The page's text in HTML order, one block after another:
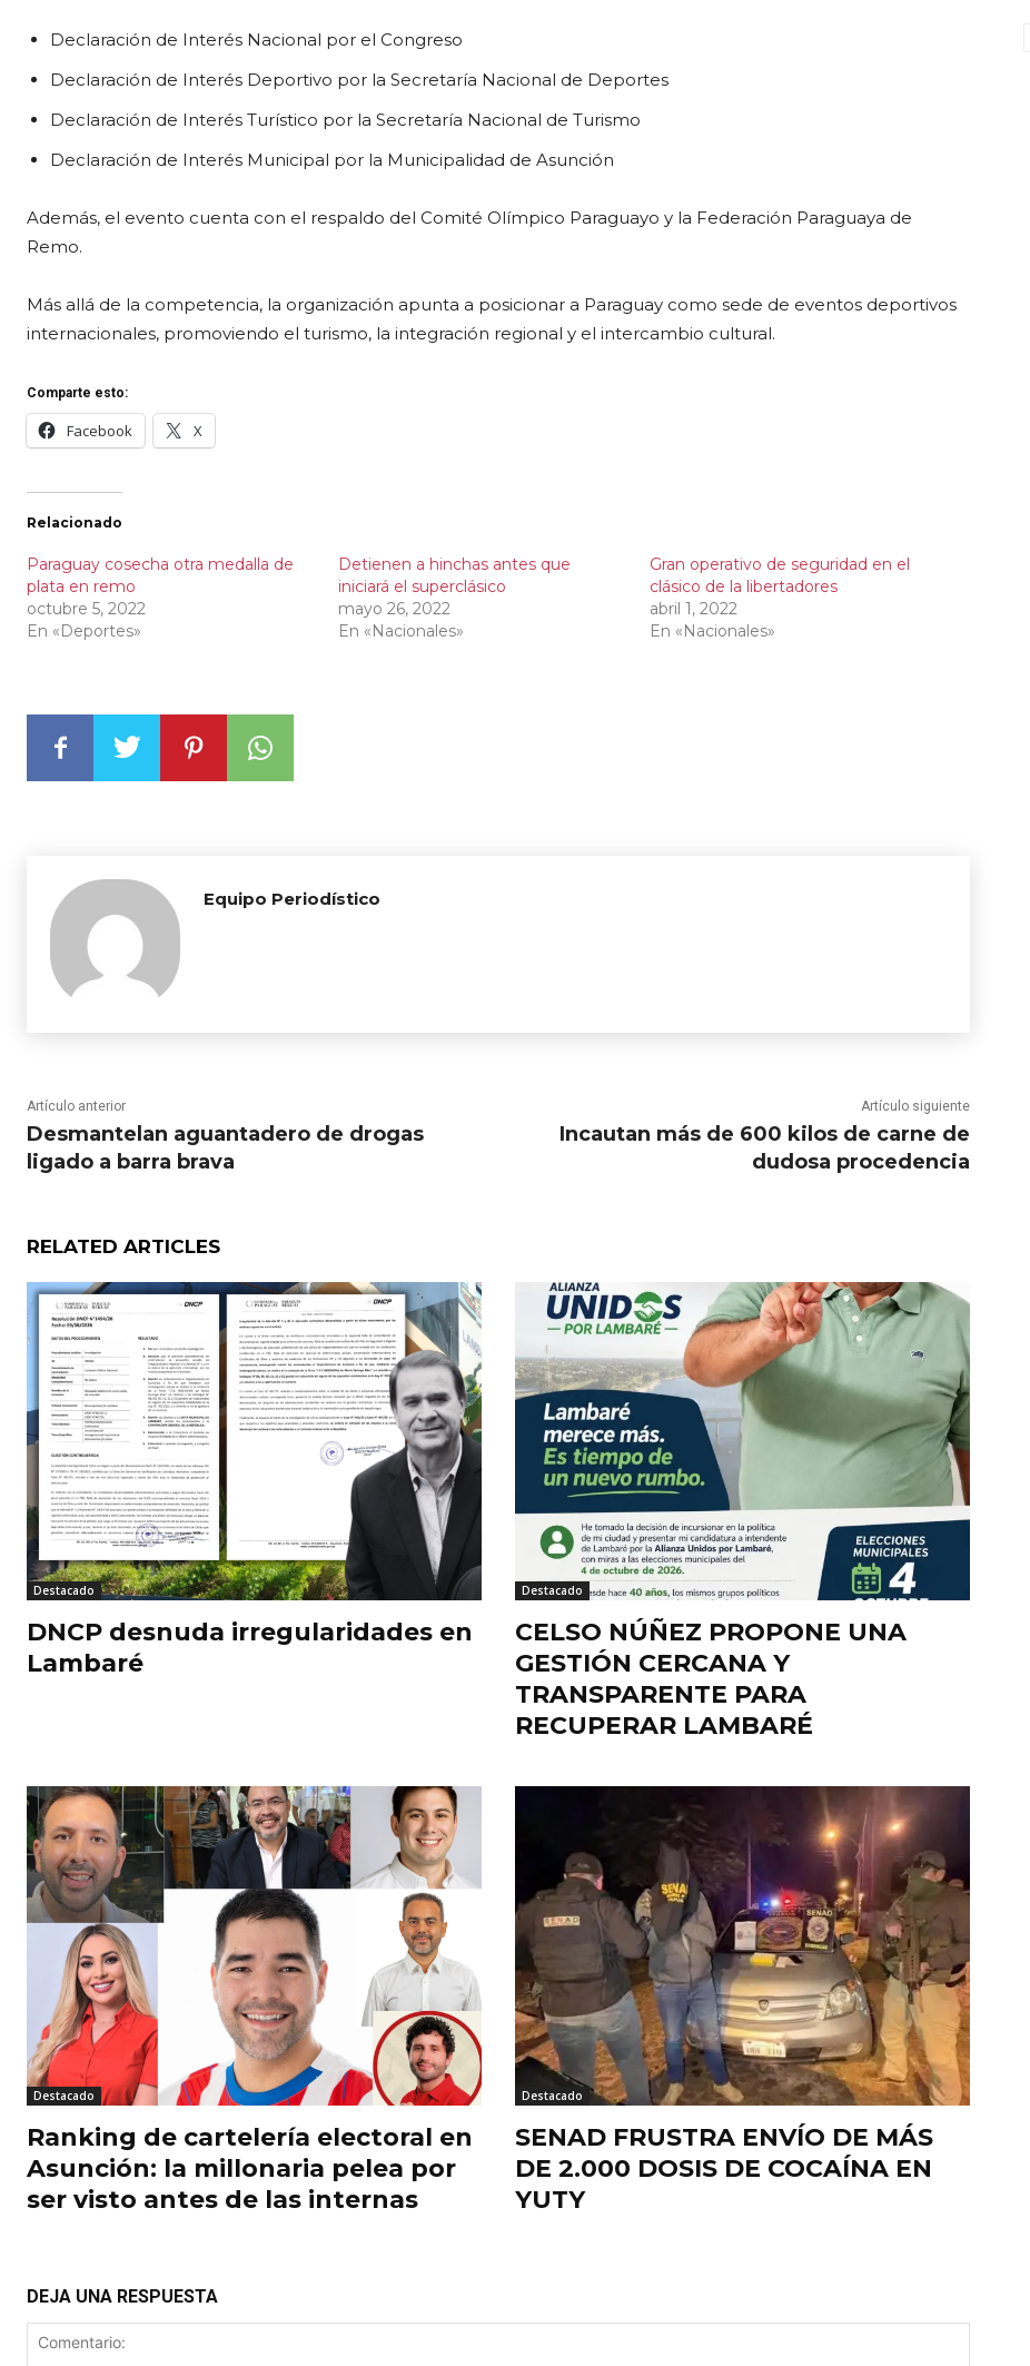
Declaración de Interés Nacional por el Congreso
Declaración de Interés Deportivo por la Secretaría Nacional de Deportes
Declaración de Interés Turístico por la Secretaría Nacional de Turismo
Declaración de Interés Municipal por la Municipalidad de Asunción
Además, el evento cuenta con el respaldo del Comité Olímpico Paraguayo y la Federación Paraguaya de
Remo.
Más allá de la competencia, la organización apunta a posicionar a Paraguay como sede de eventos deportivos
internacionales, promoviendo el turismo, la integración regional y el intercambio cultural.
Comparte esto:
Facebook X
Relacionado
Paraguay cosecha otra medalla de
plata en remo
octubre 5, 2022
En «Deportes»
Detienen a hinchas antes que
iniciará el superclásico
mayo 26, 2022
En «Nacionales»
Gran operativo de seguridad en el
clásico de la libertadores
abril 1, 2022
En «Nacionales»
Equipo Periodístico
Artículo anterior
Desmantelan aguantadero de drogas
ligado a barra brava
Artículo siguiente
Incautan más de 600 kilos de carne de
dudosa procedencia
RELATED ARTICLES
Destacado
DNCP desnuda irregularidades en
Lambaré
Destacado
CELSO NÚÑEZ PROPONE UNA
GESTIÓN CERCANA Y
TRANSPARENTE PARA
RECUPERAR LAMBARÉ
Destacado
Ranking de cartelería electoral en
Asunción: la millonaria pelea por
ser visto antes de las internas
Destacado
SENAD FRUSTRA ENVÍO DE MÁS
DE 2.000 DOSIS DE COCAÍNA EN
YUTY
DEJA UNA RESPUESTA